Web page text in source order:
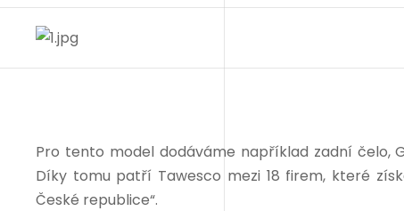
Pro tento model dodáváme například zadní čelo,
Díky tomu patří Tawesco mezi 18 firem, které
České republice“.